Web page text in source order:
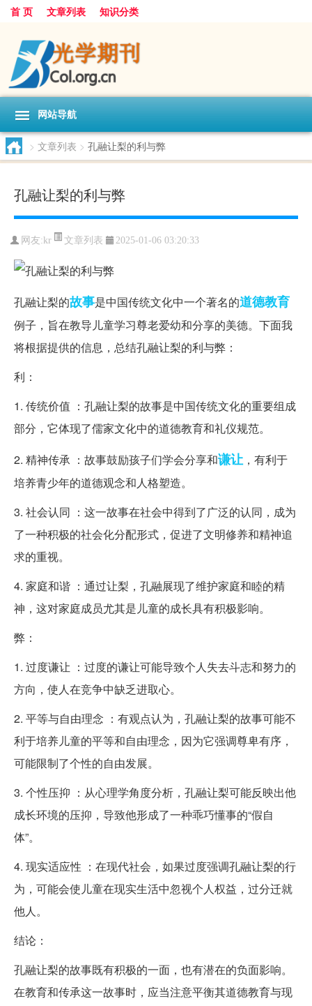
首 页 文章列表 知识分类
网站导航
> 文章列表 > 孔融让梨的利与弊
孔融让梨的利与弊
网友:kr 文章列表 2025-01-06 03:20:33
孔融让梨的故事是中国传统文化中一个著名的道德教育
例子，旨在教导儿童学习尊老爱幼和分享的美德。下面我
将根据提供的信息，总结孔融让梨的利与弊：
利：
1. 传统价值 ：孔融让梨的故事是中国传统文化的重要组成
部分，它体现了儒家文化中的道德教育和礼仪规范。
2. 精神传承 ：故事鼓励孩子们学会分享和谦让 ，有利于
培养青少年的道德观念和人格塑造。
3. 社会认同 ：这一故事在社会中得到了广泛的认同，成为
了一种积极的社会化分配形式，促进了文明修养和精神追
求的重视。
4. 家庭和谐 ：通过让梨，孔融展现了维护家庭和睦的精
神，这对家庭成员尤其是儿童的成长具有积极影响。
弊：
1. 过度谦让 ：过度的谦让可能导致个人失去斗志和努力的
方向，使人在竞争中缺乏进取心。
2. 平等与自由理念 ：有观点认为，孔融让梨的故事可能不
利于培养儿童的平等和自由理念，因为它强调尊卑有序，
可能限制了个性的自由发展。
3. 个性压抑 ：从心理学角度分析，孔融让梨可能反映出他
成长环境的压抑，导致他形成了一种乖巧懂事的“假自
体”。
4. 现实适应性 ：在现代社会，如果过度强调孔融让梨的行
为，可能会使儿童在现实生活中忽视个人权益，过分迁就
他人。
结论：
孔融让梨的故事既有积极的一面，也有潜在的负面影响。
在教育和传承这一故事时，应当注意平衡其道德教育与现